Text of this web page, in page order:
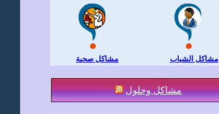
مشاكل صحية مشاكل الشباب
مشاكل وحلول